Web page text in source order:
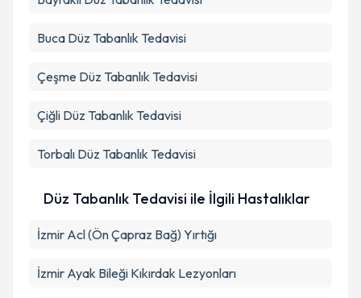
Buca Düz Tabanlık Tedavisi
Çeşme Düz Tabanlık Tedavisi
Çiğli Düz Tabanlık Tedavisi
Torbalı Düz Tabanlık Tedavisi
Düz Tabanlık Tedavisi ile İlgili Hastalıklar
İzmir Acl (Ön Çapraz Bağ) Yırtığı
İzmir Ayak Bileği Kıkırdak Lezyonları